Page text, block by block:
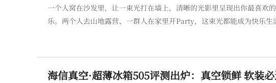
一个人窝在沙发里，让一束光打在墙上，清晰的光影里呈现出你最喜欢
乐。两个人去山地露营、一群人在家里开Party，这束光都能成为快乐
海信真空·超薄冰箱505评测出炉：真空锁鲜 软装